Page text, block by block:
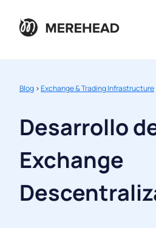
Blog >Exchange & Trading Infrastructure
Desarrollo
Exchange